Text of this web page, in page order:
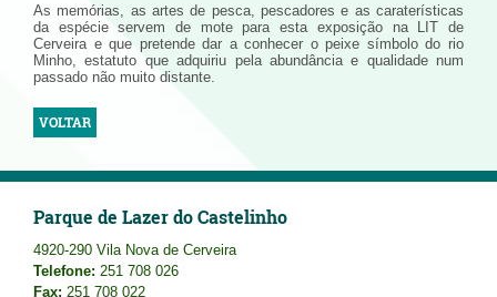
As memórias, as artes de pesca, pescadores e as caraterísticas
da espécie servem de mote para esta exposição na LIT de
Cerveira e que pretende dar a conhecer o peixe símbolo do rio
Minho, estatuto que adquiriu pela abundância e qualidade num
passado não muito distante.
VOLTAR
Parque de Lazer do Castelinho
4920-290 Vila Nova de Cerveira
Telefone: 251 708 026
Fax: 251 708 022